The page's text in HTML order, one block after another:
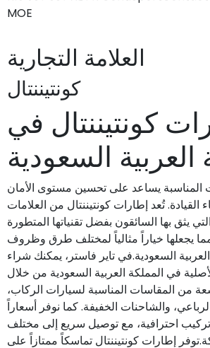
MOE
العلامة التجارية
كونتيننتال
كونتيننتال في
العربية السعودية
المناسبة يساعد على تحسين مستوى الأمان
القيادة. تُعد إطارات كونتيننتال من العلامات
التي يثق بها السائقون بفضل تقنياتها المتطورة
مما يجعلها خياراً مثالياً لمختلف طرق وظروف
السعودية.في تاير فاستر، يمكنك شراء
في المملكة العربية السعودية من خلال
من المقاسات المناسبة لسيارات الركاب،
والشاحنات الخفيفة. كما نوفر أسعاراً
احترافية، مع توصيل سريع إلى مختلف
إطارات كونتيننتال تماسكاً ممتازاً على